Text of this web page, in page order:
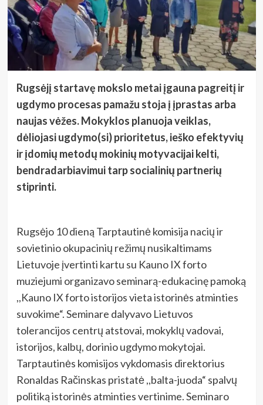
Rugsėjį startavę mokslo metai įgauna pagreitį ir
ugdymo procesas pamažu stoja į įprastas arba
naujas vėžes. Mokyklos planuoja veiklas,
dėliojasi ugdymo(si) prioritetus, ieško efektyvių
ir įdomių metodų mokinių motyvacijai kelti,
bendradarbiavimui tarp socialinių partnerių
stiprinti.
Rugsėjo 10 dieną Tarptautinė komisija nacių ir
sovietinio okupacinių režimų nusikaltimams
Lietuvoje įvertinti kartu su Kauno IX forto
muziejumi organizavo seminarą-edukacinę pamoką
,,Kauno IX forto istorijos vieta istorinės atminties
suvokime“. Seminare dalyvavo Lietuvos
tolerancijos centrų atstovai, mokyklų vadovai,
istorijos, kalbų, dorinio ugdymo mokytojai.
Tarptautinės komisijos vykdomasis direktorius
Ronaldas Račinskas pristatė ,,balta-juoda“ spalvų
politiką istorinės atminties vertinime. Seminaro